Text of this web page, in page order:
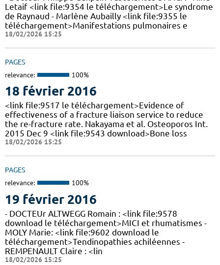
Letaif <link file:9354 le téléchargement>Le syndrome
de Raynaud - Marlène Aubailly <link file:9355 le
téléchargement>Manifestations pulmonaires e
18/02/2026 15:25
PAGES
relevance: 100%
18 février 2016
<link file:9517 le téléchargement>Evidence of
effectiveness of a fracture liaison service to reduce
the re-fracture rate. Nakayama et al. Osteoporos Int.
2015 Dec 9 <link file:9543 download>Bone loss
18/02/2026 15:25
PAGES
relevance: 100%
19 février 2016
- DOCTEUr ALTWEGG Romain : <link file:9578
download le téléchargement>MICI et rhumatismes -
MOLY Marie: <link file:9602 download le
téléchargement>Tendinopathies achiléennes -
REMPENAULT Claire : <lin
18/02/2026 15:25